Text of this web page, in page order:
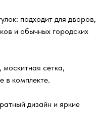
подходит для дворов,
и обычных городских
сетка,
в комплекте.
дизайн и яркие